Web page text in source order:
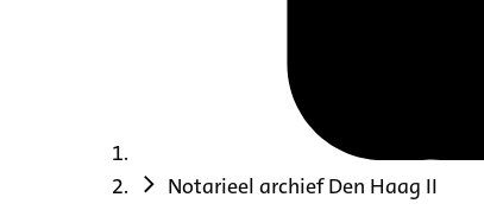
Notarieel archief Den Haag II